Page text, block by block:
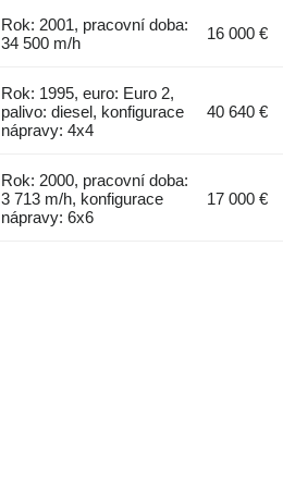
Rok: 2001, pracovní doba:
34 500 m/h
16 000 €
Rok: 1995, euro: Euro 2,
palivo: diesel, konfigurace
nápravy: 4x4
40 640 €
Rok: 2000, pracovní doba:
3 713 m/h, konfigurace
nápravy: 6x6
17 000 €